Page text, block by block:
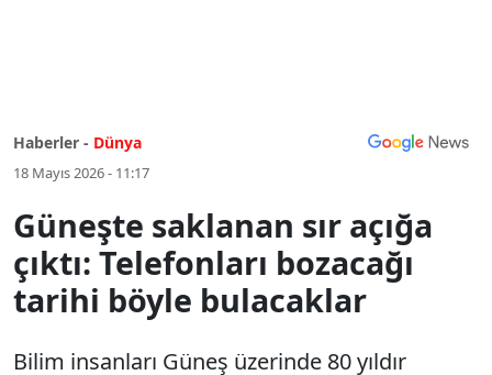
Haberler - Dünya
18 Mayıs 2026 - 11:17
Güneşte saklanan sır açığa
çıktı: Telefonları bozacağı
tarihi böyle bulacaklar
Bilim insanları Güneş üzerinde 80 yıldır